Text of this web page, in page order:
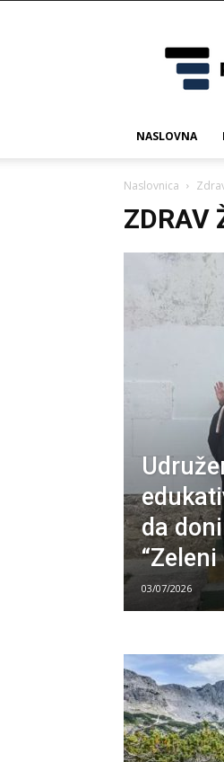
NASLOVNA
Naslovnica
ZDRAV
da
03/07/2026